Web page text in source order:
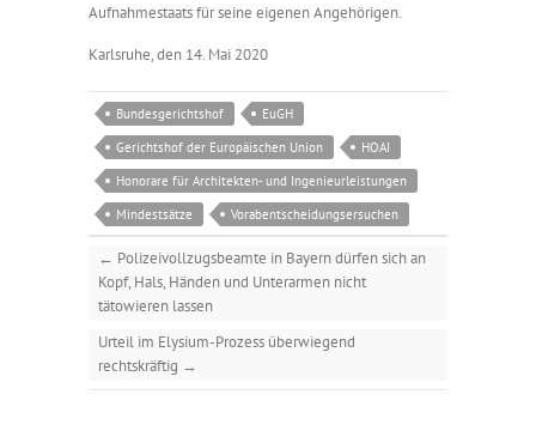
Aufnahmestaats für seine eigenen Angehörigen.
Karlsruhe, den 14. Mai 2020
Bundesgerichtshof
EuGH
Gerichtshof der Europäischen Union
HOAI
Honorare für Architekten- und Ingenieurleistungen
Mindestsätze
Vorabentscheidungsersuchen
← Polizeivollzugsbeamte in Bayern dürfen sich an
Kopf, Hals, Händen und Unterarmen nicht
tätowieren lassen
Urteil im Elysium-Prozess überwiegend
rechtskräftig →